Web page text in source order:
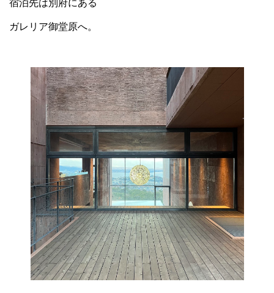
宿泊先は別府にある
ガレリア御堂原へ。